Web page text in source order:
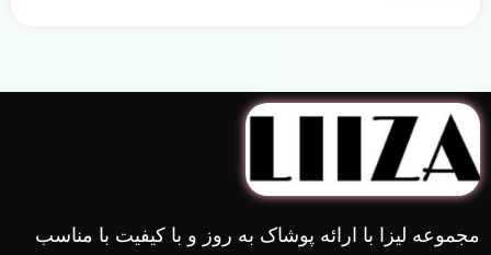
مجموعه لیزا با ارائه پوشاک به روز و با کیفیت با مناسب